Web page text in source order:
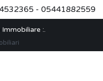
- 05441882559